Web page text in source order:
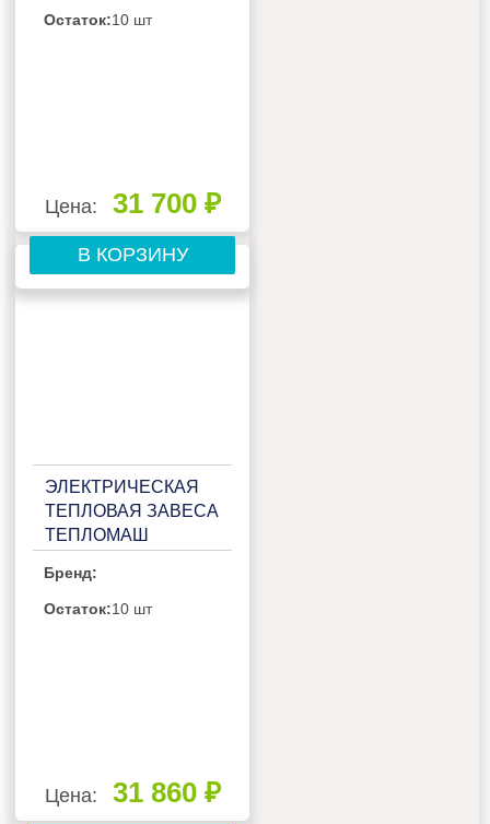
Остаток:10 шт
Цена: 31 700 ₽
В КОРЗИНУ
ЭЛЕКТРИЧЕСКАЯ
ТЕПЛОВАЯ ЗАВЕСА
ТЕПЛОМАШ
Бренд:
Остаток:10 шт
Цена: 31 860 ₽